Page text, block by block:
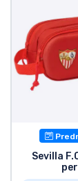
Sevilla
TV
Film
Anime